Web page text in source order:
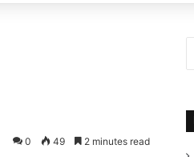
0 49 2 minutes read